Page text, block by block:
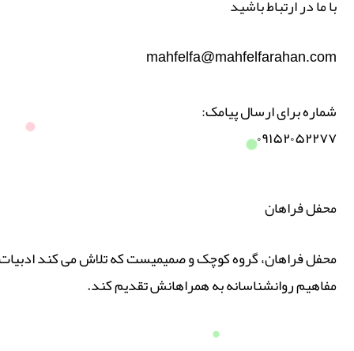
با ما در ارتباط باشید
mahfelfa@mahfelfarahan.com
شماره برای ارسال پیامک:
۰۹۱۵۲۰۵۲۲۷۷
محفل فراهان
محفل فراهان، گروه کوچک و صمیمیست که تلاش می کند ادبیات
مفاهیم روانشناسانه به همراهانش تقدیم کند.